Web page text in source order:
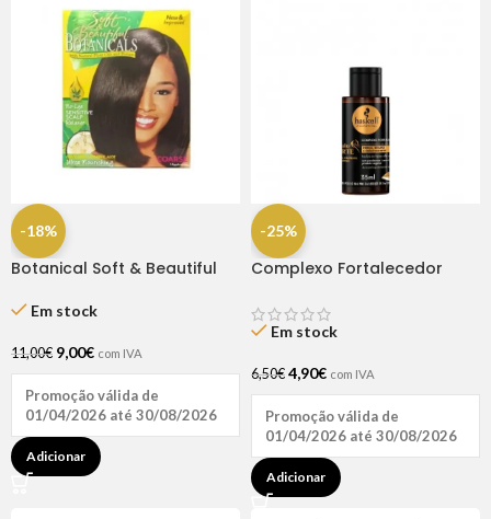
-18%
Botanical Soft & Beautiful
Em stock
11,00€ 9,00€ com IVA
Promoção válida de
01/04/2026 até 30/08/2026
Adicionar
-25%
Complexo Fortalecedor
Em stock
6,50€ 4,90€ com IVA
Promoção válida de
01/04/2026 até 30/08/2026
Adicionar